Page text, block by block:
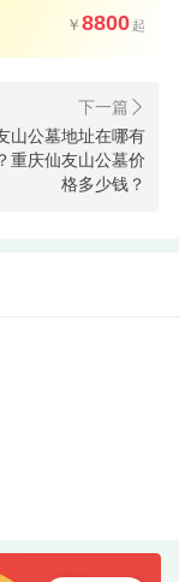
的立碑墓地。
半山腰偏上的
8800
山公墓地址在哪有
重庆仙友山公墓价
格多少钱？